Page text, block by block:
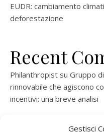
Gestisci
EUDR: cambiamento
deforestazione
Recent
Philanthropist su Gruppo
rinnovabile che agiscono
incentivi: una breve analisi
rinnovabile che agiscono